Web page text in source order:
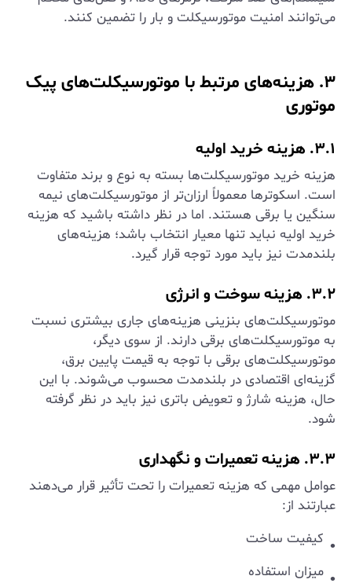
می‌توانند امنیت موتورسیکلت و بار را تضمین کنند.
۳. هزینه‌های مرتبط با موتورسیکلت‌های پیک
موتوری
۳.۱. هزینه خرید اولیه
هزینه خرید موتورسیکلت‌ها بسته به نوع و برند متفاوت
است. اسکوترها معمولاً ارزان‌تر از موتورسیکلت‌های نیمه
سنگین یا برقی هستند. اما در نظر داشته باشید که هزینه
خرید اولیه نباید تنها معیار انتخاب باشد؛ هزینه‌های
بلندمدت نیز باید مورد توجه قرار گیرد.
۳.۲. هزینه سوخت و انرژی
موتورسیکلت‌های بنزینی هزینه‌های جاری بیشتری نسبت
به موتورسیکلت‌های برقی دارند. از سوی دیگر،
موتورسیکلت‌های برقی با توجه به قیمت پایین برق،
گزینه‌ای اقتصادی در بلندمدت محسوب می‌شوند. با این
حال، هزینه شارژ و تعویض باتری نیز باید در نظر گرفته
شود.
۳.۳. هزینه تعمیرات و نگهداری
عوامل مهمی که هزینه تعمیرات را تحت تأثیر قرار می‌دهند
عبارتند از:
کیفیت ساخت
میزان استفاده